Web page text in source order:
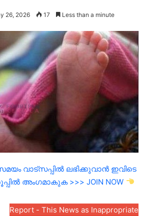
26, 2026 17 Less than a minute
വാട്സപ്പിൽ ലഭിക്കുവാൻ ഇവിടെ
അംഗമാകുക >>> JOIN NOW
Report - This News as Inappropriate